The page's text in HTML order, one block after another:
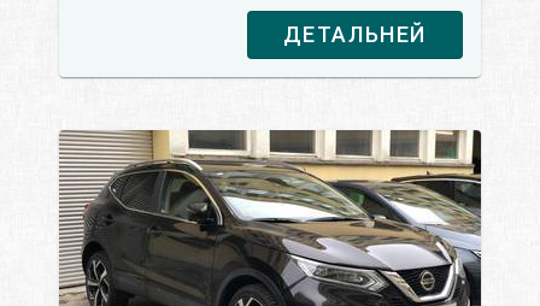
ДЕТАЛЬНЕЙ